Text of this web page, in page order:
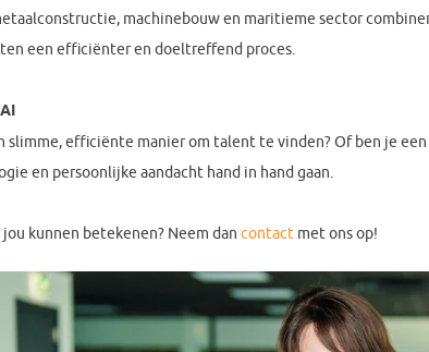
machinebouw en maritieme sector
een efficiënter en doeltreffend proces.
slimme, efficiënte manier om talent te vinden? Of ben je
en persoonlijke aandacht hand in hand gaan.
kunnen betekenen? Neem dan contact met ons op!